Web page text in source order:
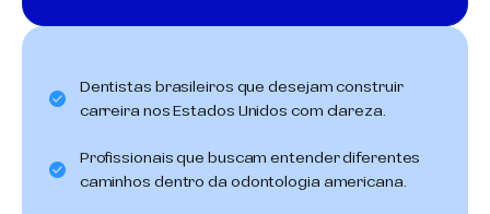
Dentistas brasileiros que desejam construir
carreira nos Estados Unidos com clareza.
Profissionais que buscam entender diferentes
caminhos dentro da odontologia americana.